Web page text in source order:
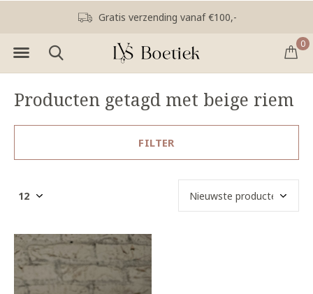
0
Gratis verzending vanaf €100,-
Producten getagd met beige riem
FILTER